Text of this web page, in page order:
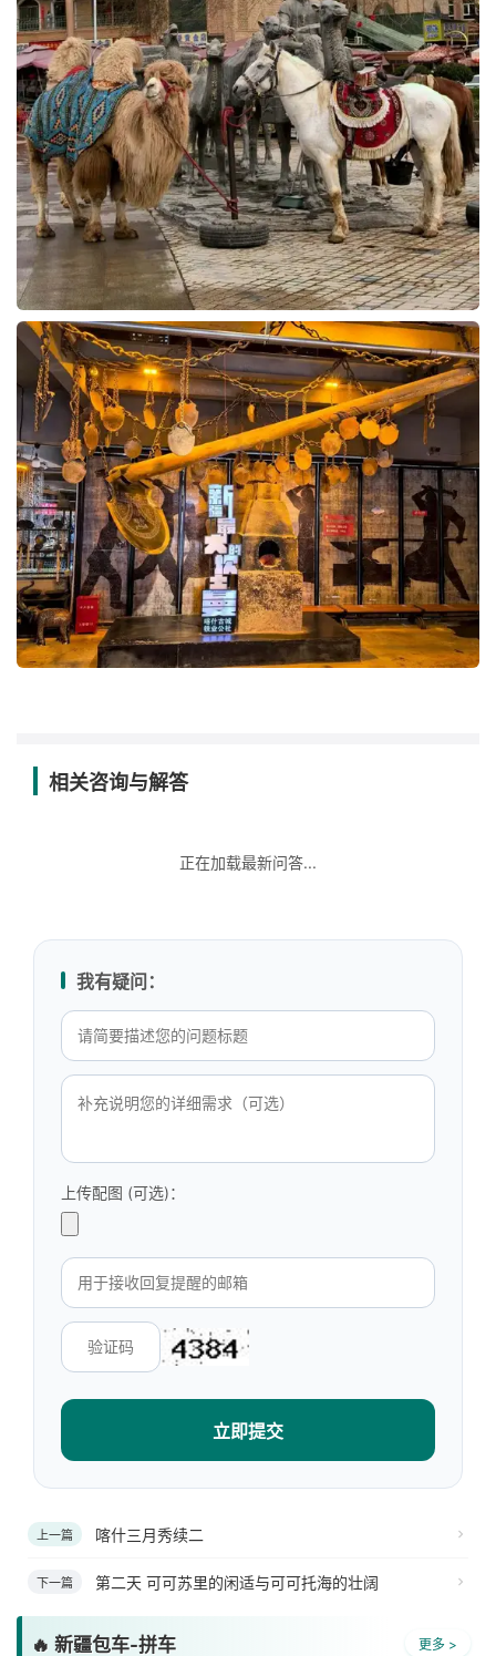
相关咨询与解答
正在加载最新问答...
我有疑问：
上传配图 (可选)：
立即提交
上一篇 喀什三月秀续二
下一篇 第二天 可可苏里的闲适与可可托海的壮阔
🔥 新疆包车-拼车 更多 >